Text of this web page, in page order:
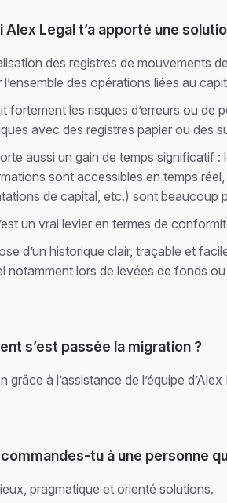
Alex Legal t’a apporté une
des registres de mouvements
l’ensemble des opérations liées au
fortement les risques d’erreurs ou de
avec des registres papier ou des
aussi un gain de temps significatif :
sont accessibles en temps
de capital, etc.) sont beaucoup
un vrai levier en termes de
d’un historique clair, traçable et
notamment lors de levées de fonds
s’est passée la migration ?
grâce à l’assistance de l’équipe d’Alex
tu à une personne
pragmatique et orienté solutions.